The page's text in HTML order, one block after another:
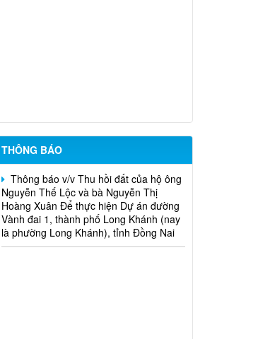
THÔNG BÁO
Long Khánh), tỉnh Đồng Nai
Thông báo v/v Thu hồi đất của hộ ông
Nguyễn Thế Lộc và bà Nguyễn Thị
Hoàng Xuân Để thực hiện Dự án đường
Vành đai 1, thành phố Long Khánh (nay
là phường Long Khánh), tỉnh Đồng Nai